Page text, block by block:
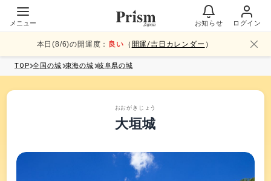
メニュー お知らせ ログイン
本日(8/6)の開運度： 良い （ 開運/吉日カレンダー ）
TOP 全国の城 東海の城 岐阜県の城
おおがきじょう
大垣城